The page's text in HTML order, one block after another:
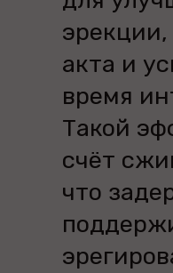
акта и
время
Такой
счёт
что